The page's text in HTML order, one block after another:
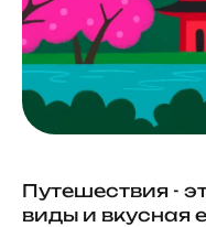
Путешествия -
виды и вкусная